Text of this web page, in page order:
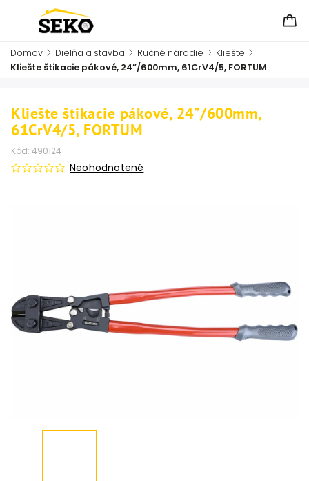
Domov / Dielňa a stavba / Ručné náradie / Kliešte /
Kliešte štikacie pákové, 24”/600mm, 61CrV4/5, FORTUM
Kliešte štikacie pákové, 24”/600mm,
61CrV4/5, FORTUM
Kód: 490124
Neohodnotené